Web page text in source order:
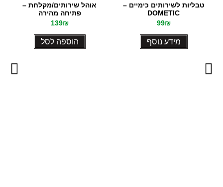
טבליות לשירותים כימיים –
DOMETIC
99₪
מידע נוסף
0
אוהל שירותים/מקלחת –
פתיחה מהירה
139₪
הוספה לסל
0